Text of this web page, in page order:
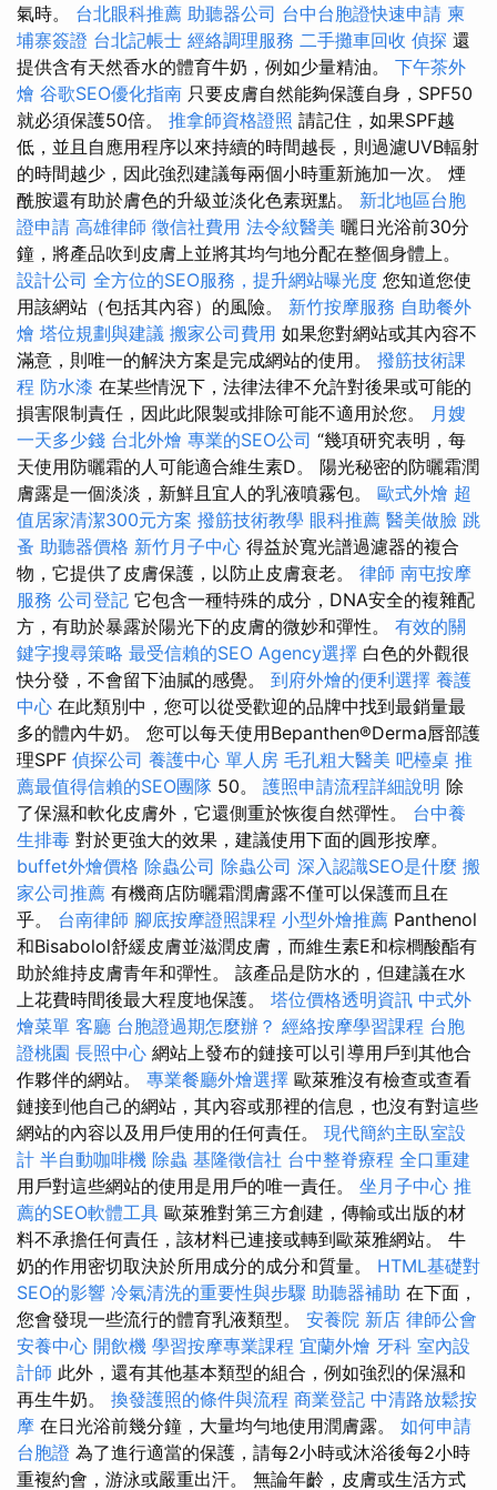
氣時。 台北眼科推薦 助聽器公司 台中台胞證快速申請 柬
埔寨簽證 台北記帳士 經絡調理服務 二手攤車回收 偵探 還
提供含有天然香水的體育牛奶，例如少量精油。 下午茶外
燴 谷歌SEO優化指南 只要皮膚自然能夠保護自身，SPF50
就必須保護50倍。 推拿師資格證照 請記住，如果SPF越
低，並且自應用程序以來持續的時間越長，則過濾UVB輻射
的時間越少，因此強烈建議每兩個小時重新施加一次。 煙
酰胺還有助於膚色的升級並淡化色素斑點。 新北地區台胞
證申請 高雄律師 徵信社費用 法令紋醫美 曬日光浴前30分
鐘，將產品吹到皮膚上並將其均勻地分配在整個身體上。
設計公司 全方位的SEO服務，提升網站曝光度 您知道您使
用該網站（包括其內容）的風險。 新竹按摩服務 自助餐外
燴 塔位規劃與建議 搬家公司費用 如果您對網站或其內容不
滿意，則唯一的解決方案是完成網站的使用。 撥筋技術課
程 防水漆 在某些情況下，法律法律不允許對後果或可能的
損害限制責任，因此此限製或排除可能不適用於您。
月嫂
一天多少錢 台北外燴 專業的SEO公司 “幾項研究表明，每
天使用防曬霜的人可能適合維生素D。 陽光秘密的防曬霜潤
膚露是一個淡淡，新鮮且宜人的乳液噴霧包。 歐式外燴 超
值居家清潔300元方案 撥筋技術教學 眼科推薦 醫美做臉 跳
蚤 助聽器價格 新竹月子中心 得益於寬光譜過濾器的複合
物，它提供了皮膚保護，以防止皮膚衰老。 律師 南屯按摩
服務 公司登記 它包含一種特殊的成分，DNA安全的複雜配
方，有助於暴露於陽光下的皮膚的微妙和彈性。 有效的關
鍵字搜尋策略 最受信賴的SEO Agency選擇 白色的外觀很
快分發，不會留下油膩的感覺。 到府外燴的便利選擇 養護
中心 在此類別中，您可以從受歡迎的品牌中找到最銷量最
多的體內牛奶。 您可以每天使用Bepanthen®Derma唇部護
理SPF 偵探公司 養護中心 單人房 毛孔粗大醫美 吧檯桌 推
薦最值得信賴的SEO團隊 50。 護照申請流程詳細說明 除
了保濕和軟化皮膚外，它還側重於恢復自然彈性。 台中養
生排毒 對於更強大的效果，建議使用下面的圓形按摩。
buffet外燴價格 除蟲公司 除蟲公司 深入認識SEO是什麼 搬
家公司推薦 有機商店防曬霜潤膚露不僅可以保護而且在
乎。 台南律師 腳底按摩證照課程 小型外燴推薦 Panthenol
和Bisabolol舒緩皮膚並滋潤皮膚，而維生素E和棕櫚酸酯有
助於維持皮膚青年和彈性。 該產品是防水的，但建議在水
上花費時間後最大程度地保護。 塔位價格透明資訊 中式外
燴菜單 客廳 台胞證過期怎麼辦？ 經絡按摩學習課程 台胞
證桃園 長照中心 網站上發布的鏈接可以引導用戶到其他合
作夥伴的網站。 專業餐廳外燴選擇 歐萊雅沒有檢查或查看
鏈接到他自己的網站，其內容或那裡的信息，也沒有對這些
網站的內容以及用戶使用的任何責任。 現代簡約主臥室設
計 半自動咖啡機 除蟲 基隆徵信社 台中整脊療程 全口重建
用戶對這些網站的使用是用戶的唯一責任。 坐月子中心 推
薦的SEO軟體工具 歐萊雅對第三方創建，傳輸或出版的材
料不承擔任何責任，該材料已連接或轉到歐萊雅網站。 牛
奶的作用密切取決於所用成分的成分和質量。 HTML基礎對
SEO的影響 冷氣清洗的重要性與步驟 助聽器補助 在下面，
您會發現一些流行的體育乳液類型。 安養院 新店 律師公會
安養中心 開飲機 學習按摩專業課程 宜蘭外燴 牙科 室內設
計師 此外，還有其他基本類型的組合，例如強烈的保濕和
再生牛奶。 換發護照的條件與流程 商業登記 中清路放鬆按
摩 在日光浴前幾分鐘，大量均勻地使用潤膚露。 如何申請
台胞證 為了進行適當的保護，請每2小時或沐浴後每2小時
重複約會，游泳或嚴重出汗。 無論年齡，皮膚或生活方式